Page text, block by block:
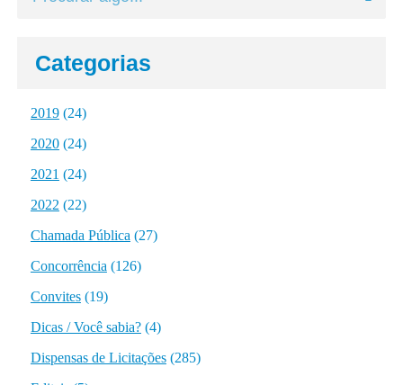
Categorias
2019(24)
2020(24)
2021 (24)
2022 (22)
Chamada Pública (27)
Concorrência (126)
Convites(19)
Dicas / Você sabia?(4)
Dispensas de Licitações(285)